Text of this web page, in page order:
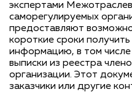
экспертами
саморегулируемых
предоставляют
короткие сроки
информацию, в том
выписки из реестра
организации. Этот
заказчики или другие